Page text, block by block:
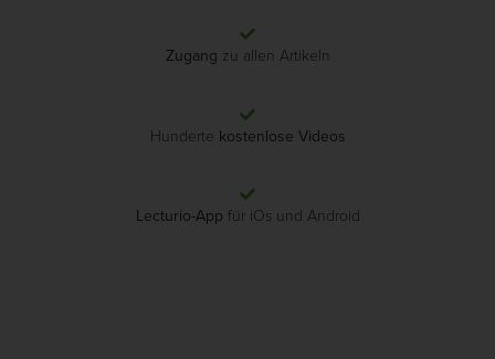
Zugang zu allen Artikeln
Hunderte kostenlose Videos
Lecturio-App für iOs und Android